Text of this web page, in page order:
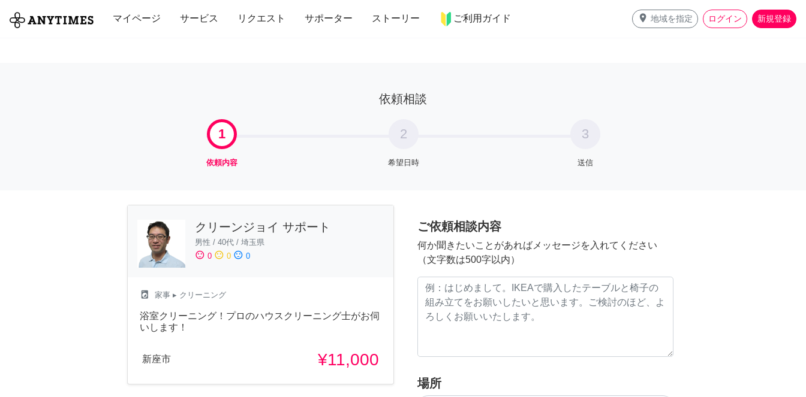
マイページ サービス リクエスト サポーター ストーリー ご利用ガイド place 地域を指定 ログイン 新規登録
全て 修理・組立 家事 引っ越し インテリア 趣味・習い事 ペット 料理
依頼相談
1
依頼内容
2
希望日時
3
送信
クリーンジョイ サポート
男性 / 40代 / 埼玉県
sentiment_satisfied 0 sentiment_neutral 0 sentiment_dissatisfied 0
local_laundry_service 家事 ▸ クリーニング
浴室クリーニング！プロのハウスクリーニング士がお伺
いします！
新座市 ¥11,000
ご依頼相談内容
何か聞きたいことがあればメッセージを入れてください
（文字数は500字以内）
場所